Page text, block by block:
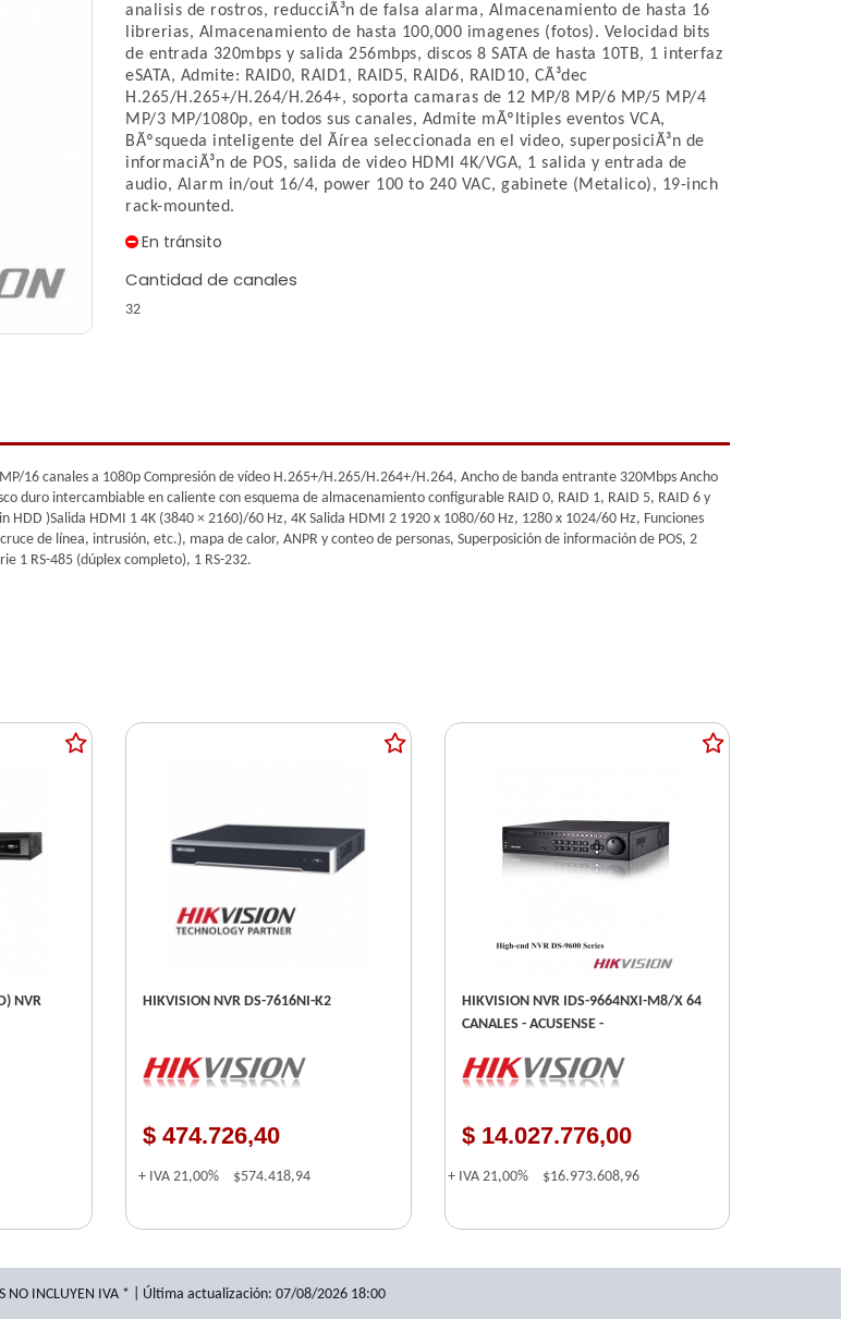
analisis de rostros, reducciÃ³n de falsa alarma, Almacenamiento de hasta 16
librerias, Almacenamiento de hasta 100,000 imagenes (fotos). Velocidad bits
de entrada 320mbps y salida 256mbps, discos 8 SATA de hasta 10TB, 1 interfaz
eSATA, Admite: RAID0, RAID1, RAID5, RAID6, RAID10, CÃ³dec
H.265/H.265+/H.264/H.264+, soporta camaras de 12 MP/8 MP/6 MP/5 MP/4
MP/3 MP/1080p, en todos sus canales, Admite mÃºltiples eventos VCA,
BÃºsqueda inteligente del Ãírea seleccionada en el video, superposiciÃ³n de
informaciÃ³n de POS, salida de video HDMI 4K/VGA, 1 salida y entrada de
audio, Alarm in/out 16/4, power 100 to 240 VAC, gabinete (Metalico), 19-inch
rack-mounted.
En tránsito
Cantidad de canales
32
16 canales a 1080p Compresión de vídeo H.265+/H.265/H.264+/H.264, Ancho de banda entrante 320Mbps Ancho
duro intercambiable en caliente con esquema de almacenamiento configurable RAID 0, RAID 1, RAID 5, RAID 6 y
HDD )Salida HDMI 1 4K (3840 × 2160)/60 Hz, 4K Salida HDMI 2 1920 x 1080/60 Hz, 1280 x 1024/60 Hz, Funciones
de línea, intrusión, etc.), mapa de calor, ANPR y conteo de personas, Superposición de información de POS, 2
1 RS-485 (dúplex completo), 1 RS-232.
NVR
HIKVISION NVR DS-7616NI-K2
$ 474.726,40
+ IVA21,00% $574.418,94
HIKVISION NVR IDS-9664NXI-M8/X 64
CANALES - ACUSENSE -
$ 14.027.776,00
+ IVA 21,00% $16.973.608,96
NO INCLUYEN IVA * | Última actualización: 07/08/2026 18:00